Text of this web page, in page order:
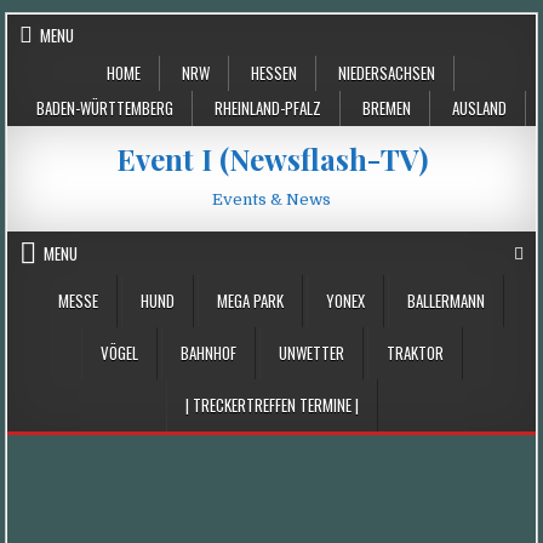
Skip
MENU
HOME
NRW HESSEN
NIEDERSACHSEN
BADEN-WÜRTTEMBERG
RHEINLAND-PFALZ BREMEN AUSLAND
Event I (Newsflash-TV)
Events & News
MENU
MESSE
HUND MEGA PARK YONEX BALLERMANN
VÖGEL BAHNHOF UNWETTER TRAKTOR
| TRECKERTREFFEN TERMINE |